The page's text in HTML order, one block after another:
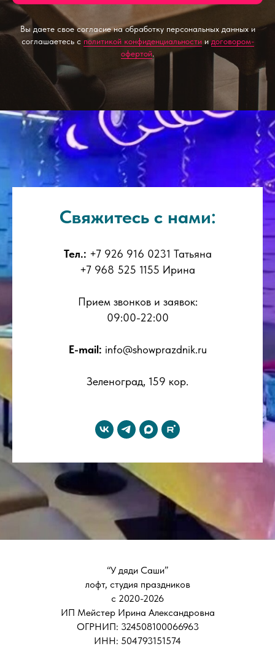
Вы даете свое согласие на обработку персональных данных и
соглашаетесь с политикой конфиденциальностиидоговором-
офертой.
Свяжитесь с нами:
Тел.: +7 926 916 0231 Татьяна
+7 968 525 1155 Ирина
Прием звонков и заявок:
09:00-22:00
E-mail: info@showprazdnik.ru
Зеленоград, 159 кор.
“У дяди Саши”
лофт, студия праздников
с 2020-2026
ИП Мейстер Ирина Александровна
ОГРНИП: 324508100066963
ИНН: 504793151574